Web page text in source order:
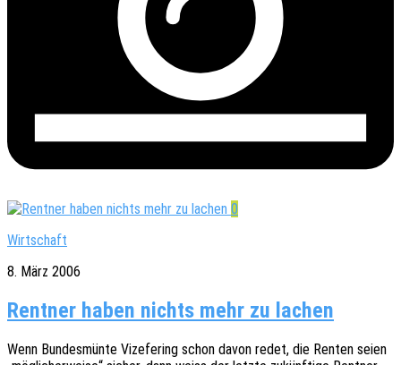
0
Wirtschaft
8. März 2006
Rentner haben nichts mehr zu lachen
Wenn Bundes­mün­te Vize­fe­ring schon davon redet, die Renten seien